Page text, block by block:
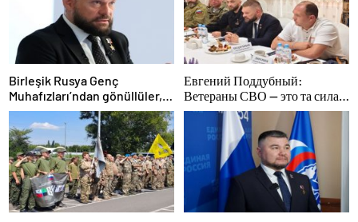
Birleşik Rusya Genç
Muhafızları’ndan gönüllüler,
Belgorod sakinlerine yangın
söndürücüler ve jeneratörler
konusunda yardımcı olacak
Евгений Поддубный:
Ветераны СВО — это та сила,
которая изменит страну